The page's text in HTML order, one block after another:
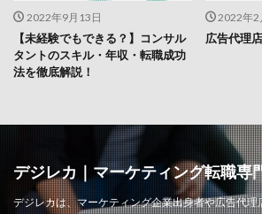
2022年9月13日
【未経験でもできる？】コンサル
タントのスキル・年収・転職成功
法を徹底解説！
2022年2
広告代理
デジレカ｜マーケティング転職専
デジレカは、マーケティング企業出身者や広告代